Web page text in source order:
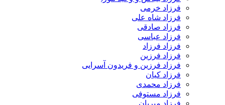
فرزاد خرمی
فرزاد شاه علی
فرزاد صادقی
فرزاد عباسی
فرزاد فرزاد
فرزاد فرزین
فرزاد فرزین و فریدون آسرایی
فرزاد کیان
فرزاد محمدی
فرزاد مستوفی